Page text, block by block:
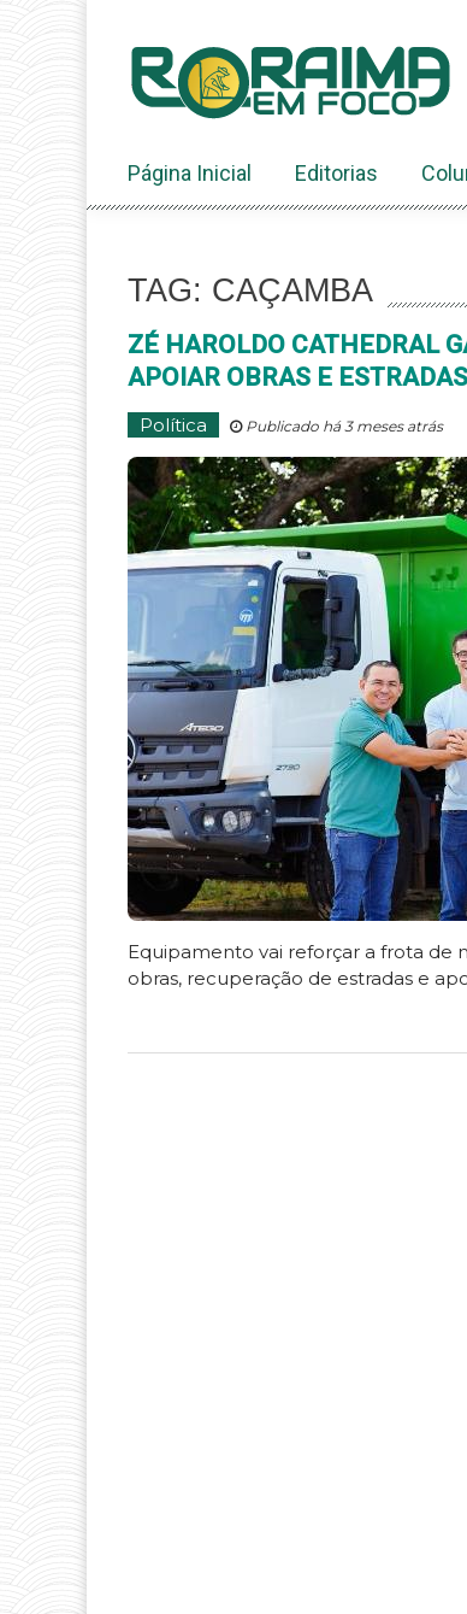
conteúdo
Página Inicial Editorias
TAG: CAÇAMBA
ZÉ HAROLDO CATHEDRAL
APOIAR OBRAS E
Política Publicado há 3 meses atrás
Equipamento vai reforçar a frota de
obras, recuperação de estradas e